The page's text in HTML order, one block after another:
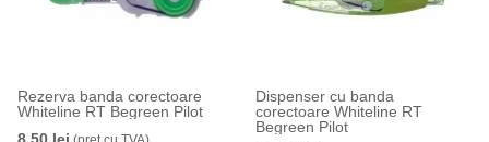
Rezerva banda corectoare
Whiteline RT Begreen Pilot
Dispenser cu banda
corectoare Whiteline RT
Begreen Pilot